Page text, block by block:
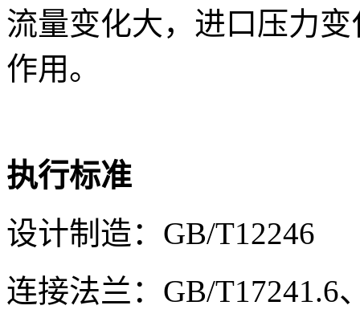
流量变化大，进口压力
作用。
执行标准
设计制造：GB/T12246
连接法兰：GB/T17241.6